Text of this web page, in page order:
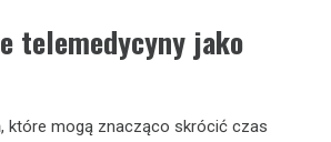
telemedycyny jako
które mogą znacząco skrócić czas